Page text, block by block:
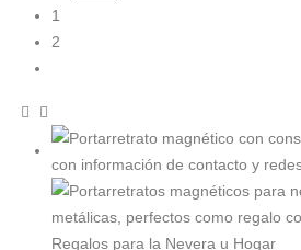
1
2
Regalos para la Nevera u Hogar